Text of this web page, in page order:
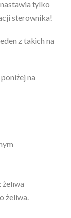
tylko
sterownika!
z takich na
na
żeliwa
żeliwa.